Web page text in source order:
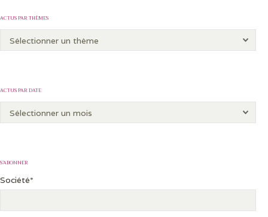
ACTUS PAR THÈMES
ACTUS PAR DATE
S’ABONNER
Société*